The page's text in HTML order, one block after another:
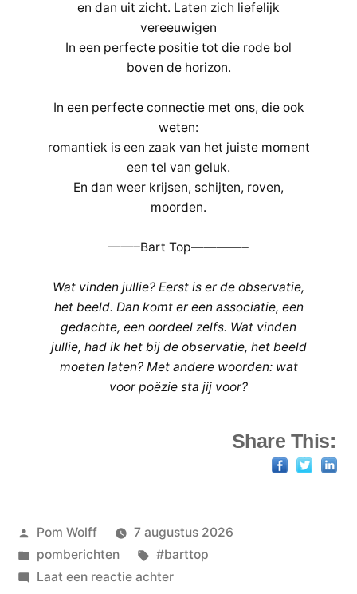
en dan uit zicht. Laten zich liefelijk
vereeuwigen
In een perfecte positie tot die rode bol
boven de horizon.
In een perfecte connectie met ons, die ook
weten:
romantiek is een zaak van het juiste moment
een tel van geluk.
En dan weer krijsen, schijten, roven,
moorden.
——–Bart Top————–
Wat vinden jullie? Eerst is er de observatie,
het beeld. Dan komt er een associatie, een
gedachte, een oordeel zelfs. Wat vinden
jullie, had ik het bij de observatie, het beeld
moeten laten? Met andere woorden: wat
voor poëzie sta jij voor?
Share This:
Geplaatst
door
Pom Wolff
7 augustus 2026
Geplaatst
in
pomberichten Tags:
#barttop
Laat een reactie achterop